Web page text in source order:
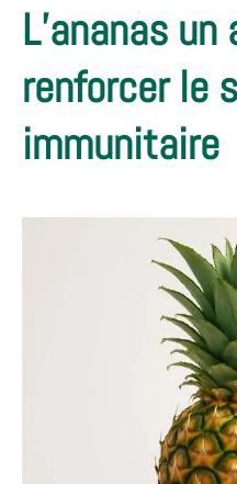
L’ananas
renforcer le
immunitaire